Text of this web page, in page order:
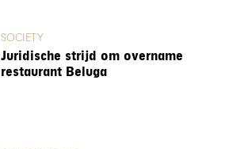
SOCIETY
Juridische strijd om overname
restaurant Beluga